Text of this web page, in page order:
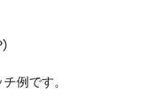
例です。